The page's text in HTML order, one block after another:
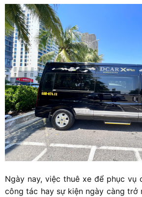
Ngày nay, việc thuê xe để phục vụ
công tác hay sự kiện ngày càng trở